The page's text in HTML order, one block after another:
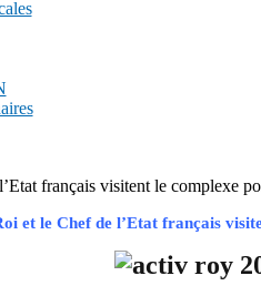
français visitent le complexe
et le Chef de l’Etat français